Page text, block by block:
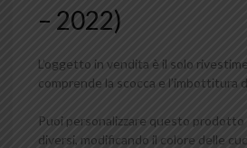
– 2022)
L’oggetto in vendita è il solo
comprende la scocca e l’imbottitura
Puoi personalizzare questo
diversi, modificando il colore delle